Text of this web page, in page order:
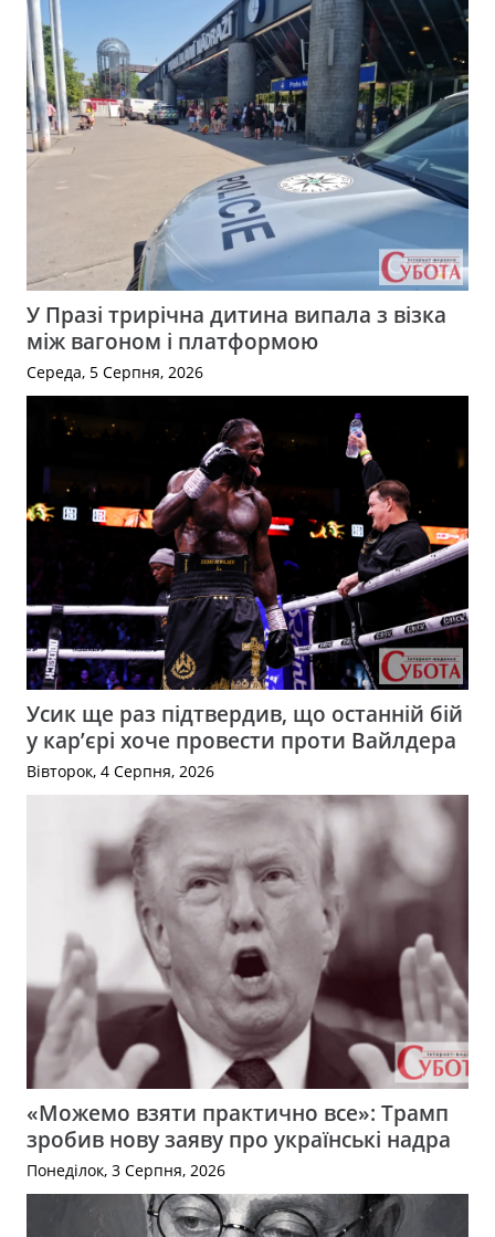
У Празі трирічна дитина випала з візка
між вагоном і платформою
Середа, 5 Серпня, 2026
Усик ще раз підтвердив, що останній бій
у кар’єрі хоче провести проти Вайлдера
Вівторок, 4 Серпня, 2026
«Можемо взяти практично все»: Трамп
зробив нову заяву про українські надра
Понеділок, 3 Серпня, 2026